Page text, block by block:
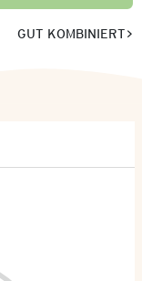
GUT KOMBINIERT